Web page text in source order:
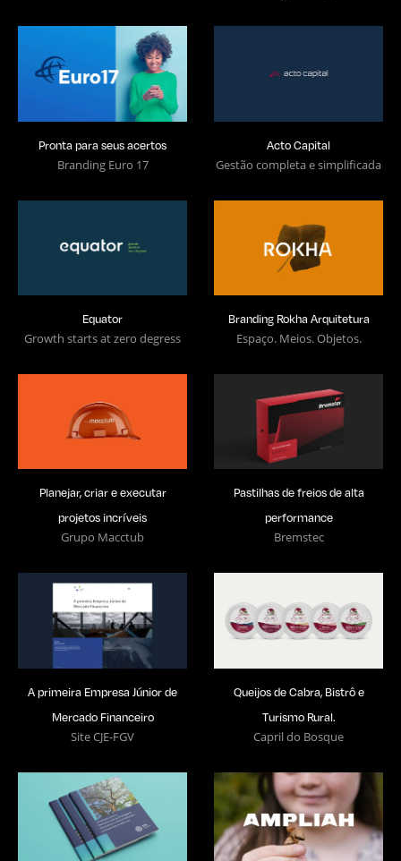
Pronta para seus acertos
Branding Euro 17
Acto Capital
Gestão completa e simplificada
Equator
Growth starts at zero degress
Branding Rokha Arquitetura
Espaço. Meios. Objetos.
Planejar, criar e executar
projetos incríveis
Grupo Macctub
Pastilhas de freios de alta
performance
Bremstec
A primeira Empresa Júnior de
Mercado Financeiro
Site CJE-FGV
Queijos de Cabra, Bistrô e
Turismo Rural.
Capril do Bosque